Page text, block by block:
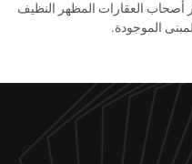
أصحاب العقارات المظهر النظيف
الموجودة.